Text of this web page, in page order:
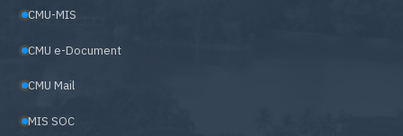
CMU-MIS
CMU e-Document
CMU Mail
MIS SOC